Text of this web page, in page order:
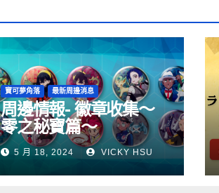
寶可夢角落 最新周邊消息
周邊情報- 徽章收集～
零之秘寶篇～
5 月 18, 2024 VICKY HSU